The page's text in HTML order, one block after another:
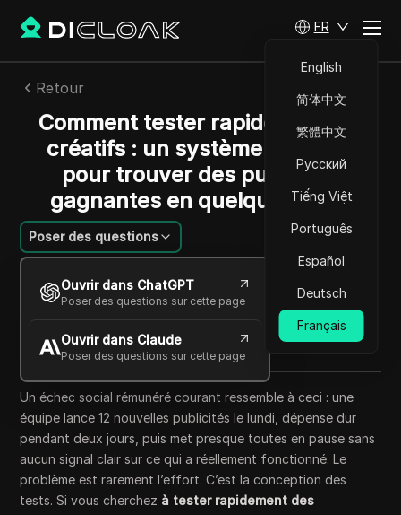
FR
English
简体中文
繁體中文
Русский
Tiếng Việt
Português
Español
Deutsch
Français
Retour
Comment tester rapidement les
créatifs : un système pratique
pour trouver des publicités
gagnantes en quelques jours
Poser des questions
Ouvrir dans ChatGPT
Poser des questions sur cette page
Ouvrir dans Claude
Poser des questions sur cette page
William Davis
19 mai 2026 8 min de lecture
Copy Link
Un échec social rémunéré courant ressemble à ceci : une
équipe lance 12 nouvelles publicités le lundi, dépense dur
pendant deux jours, puis met presque toutes en pause sans
aucun signal clair sur ce qui a réellement fonctionné. Le
problème est rarement l’effort. C’est la conception des
tests. Si vous cherchez à tester rapidement des